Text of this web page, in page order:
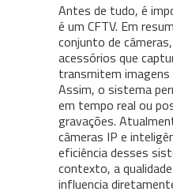
Antes de tudo, é
é um CFTV. Em
conjunto de
acessórios que
transmitem imagens
Assim, o sistema
em tempo real ou
gravações.
câmeras IP e
eficiência desses
contexto, a
influencia